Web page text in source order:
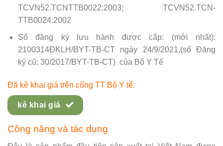
TCVN52.TCNTTB0022:2003; TCVN52.TCN-
TTB0024:2002
Số đăng ký lưu hành được cấp: (mới nhất):
2100314ĐKLH/BYT-TB-CT ngày 24/9/2021,(số Đăng
ký cũ: 30/2017/BYT-TB-CT) của Bộ Y Tế
Đã kê khai giá trên cổng TT Bộ Y tế:
kê khai giá
Công năng và tác dụng